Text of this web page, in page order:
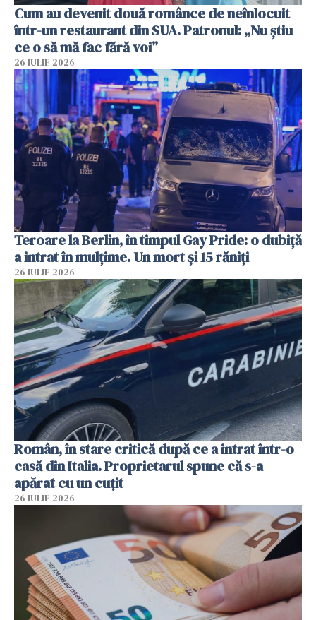
Cum au devenit două românce de neînlocuit
într-un restaurant din SUA. Patronul: „Nu știu
ce o să mă fac fără voi”
26 IULIE 2026
Teroare la Berlin, în timpul Gay Pride: o dubiță
a intrat în mulțime. Un mort și 15 răniți
26 IULIE 2026
Român, în stare critică după ce a intrat într-o
casă din Italia. Proprietarul spune că s-a
apărat cu un cuțit
26 IULIE 2026